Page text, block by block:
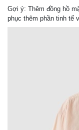
Gợi ý: Thêm đồng hồ
phục thêm phần tinh tế